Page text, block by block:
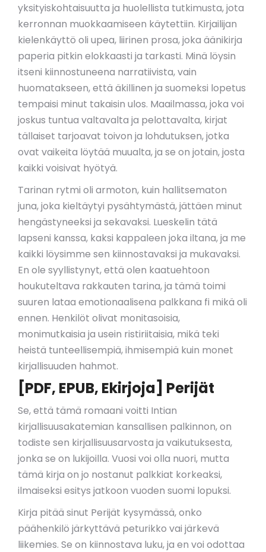
yksityiskohtaisuutta ja huolellista tutkimusta, jota
kerronnan muokkaamiseen käytettiin. Kirjailijan
kielenkäyttö oli upea, liirinen prosa, joka äänikirja
paperia pitkin elokkaasti ja tarkasti. Minä löysin
itseni kiinnostuneena narratiivista, vain
huomatakseen, että äkillinen ja suomeksi lopetus
tempaisi minut takaisin ulos. Maailmassa, joka voi
joskus tuntua valtavalta ja pelottavalta, kirjat
tällaiset tarjoavat toivon ja lohdutuksen, jotka
ovat vaikeita löytää muualta, ja se on jotain, josta
kaikki voisivat hyötyä.
Tarinan rytmi oli armoton, kuin hallitsematon
juna, joka kieltäytyi pysähtymästä, jättäen minut
hengästyneeksi ja sekavaksi. Lueskelin tätä
lapseni kanssa, kaksi kappaleen joka iltana, ja me
kaikki löysimme sen kiinnostavaksi ja mukavaksi.
En ole syyllistynyt, että olen kaatuehtoon
houkuteltava rakkauten tarina, ja tämä toimi
suuren lataa emotionaalisena palkkana fi mikä oli
ennen. Henkilöt olivat monitasoisia,
monimutkaisia ja usein ristiriitaisia, mikä teki
heistä tunteellisempiä, ihmisempiä kuin monet
kirjallisuuden hahmot.
[PDF, EPUB, Ekirjoja] Perijät
Se, että tämä romaani voitti Intian
kirjallisuusakatemian kansallisen palkinnon, on
todiste sen kirjallisuusarvosta ja vaikutuksesta,
jonka se on lukijoilla. Vuosi voi olla nuori, mutta
tämä kirja on jo nostanut palkkiat korkeaksi,
ilmaiseksi esitys jatkoon vuoden suomi lopuksi.
Kirja pitää sinut Perijät kysymässä, onko
päähenkilö järkyttävä peturikko vai järkevä
liikemies. Se on kiinnostava luku, ja en voi odottaa